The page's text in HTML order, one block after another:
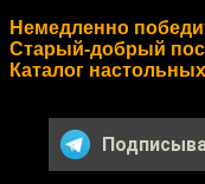
Немедленно
Старый-добрый
Каталог